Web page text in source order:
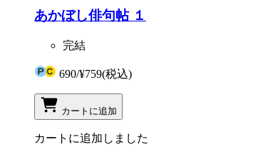
あかぼし俳句帖 １
完結
690/¥759(税込)
カートに追加
カートに追加しました